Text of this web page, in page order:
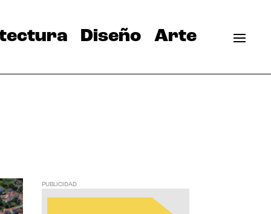
Diseño Arte
PUBLICIDAD